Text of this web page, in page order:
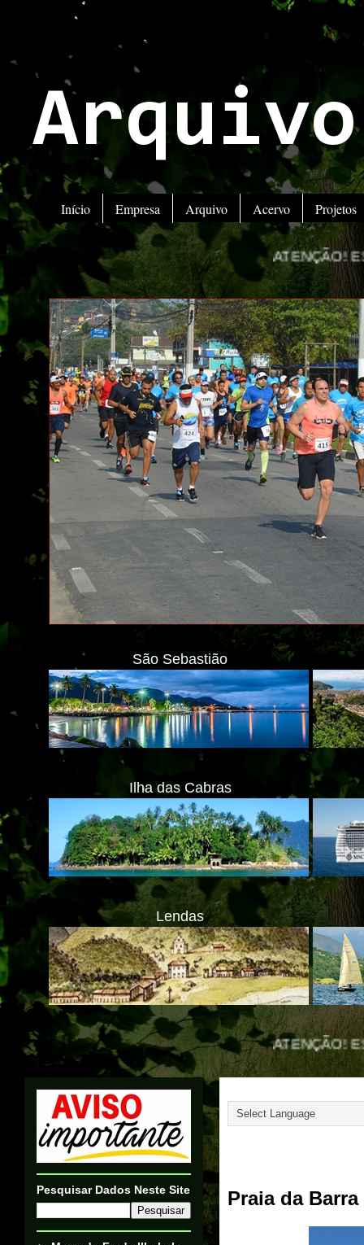
Início Empresa Arquivo Acervo Projetos
ATENÇÃO! ESTAMOS
São Sebastião
Ilha das Cabras
Lendas
ATENÇÃO! ESTAMOS
Praia da
Pesquisar Dados Neste Site